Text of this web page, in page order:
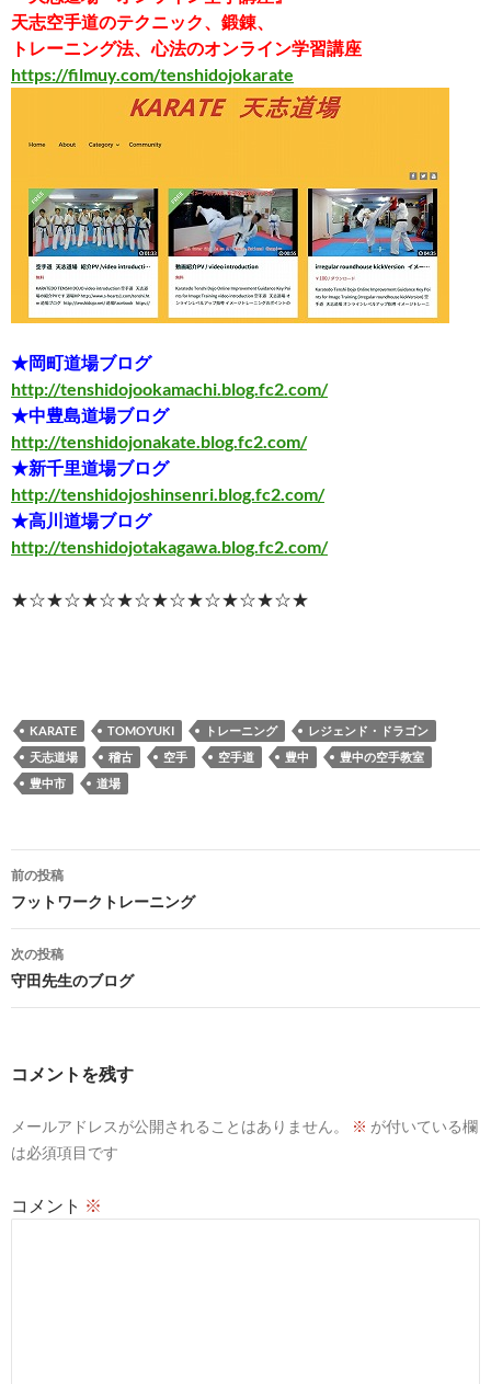
天志空手道のテクニック、鍛錬、
トレーニング法、心法のオンライン学習講座
https://filmuy.com/tenshidojokarate
★岡町道場ブログ
http://tenshidojookamachi.blog.fc2.com/
★中豊島道場ブログ
http://tenshidojonakate.blog.fc2.com/
★新千里道場ブログ
http://tenshidojoshinsenri.blog.fc2.com/
★高川道場ブログ
http://tenshidojotakagawa.blog.fc2.com/
★☆★☆★☆★☆★☆★☆★☆★☆★
KARATE TOMOYUKI トレーニング
レジェンド・ドラゴン
天志道場
稽古 空手 空手道 豊中
豊中の空手教室
豊中市
道場
投
稿
ナ
ビ
ョ
前の投稿
フットワークトレーニング
次の投稿
守田先生のブログ
コメントを残す
メールアドレスが公開されることはありません。 ※ が付いている欄
は必須項目です
コメント ※